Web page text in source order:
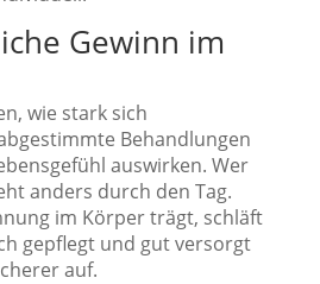
Gewinn im
wie stark sich
Behandlungen
auswirken. Wer
anders durch den Tag.
im Körper trägt, schläft
gepflegt und gut versorgt
auf.